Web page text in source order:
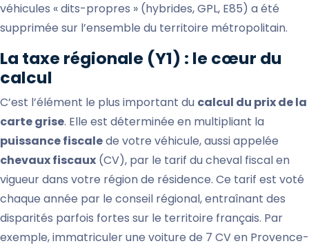
véhicules « dits-propres » (hybrides, GPL, E85) a été
supprimée sur l’ensemble du territoire métropolitain.
La taxe régionale (Y1) : le cœur du
calcul
C’est l’élément le plus important du calcul du prix de la
carte grise. Elle est déterminée en multipliant la
puissance fiscalede votre véhicule, aussi appelée
chevaux fiscaux (CV), par le tarif du cheval fiscal en
vigueur dans votre région de résidence. Ce tarif est voté
chaque année par le conseil régional, entraînant des
disparités parfois fortes sur le territoire français. Par
exemple, immatriculer une voiture de 7 CV en Provence-